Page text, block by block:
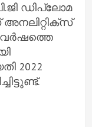
ഡിപ്ലോമ
വർഷത്തെ
2022